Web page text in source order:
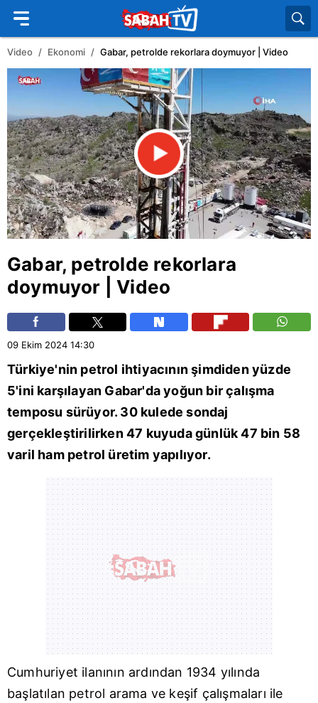
Video Ekonomi Gabar, petrolde rekorlara doymuyor | Video
Gabar, petrolde rekorlara
doymuyor | Video
09 Ekim 2024 14:30
Türkiye'nin petrol ihtiyacının şimdiden yüzde
5'ini karşılayan Gabar'da yoğun bir çalışma
temposu sürüyor. 30 kulede sondaj
gerçekleştirilirken 47 kuyuda günlük 47 bin 58
varil ham petrol üretim yapılıyor.
Cumhuriyet ilanının ardından 1934 yılında
başlatılan petrol arama ve keşif çalışmaları ile